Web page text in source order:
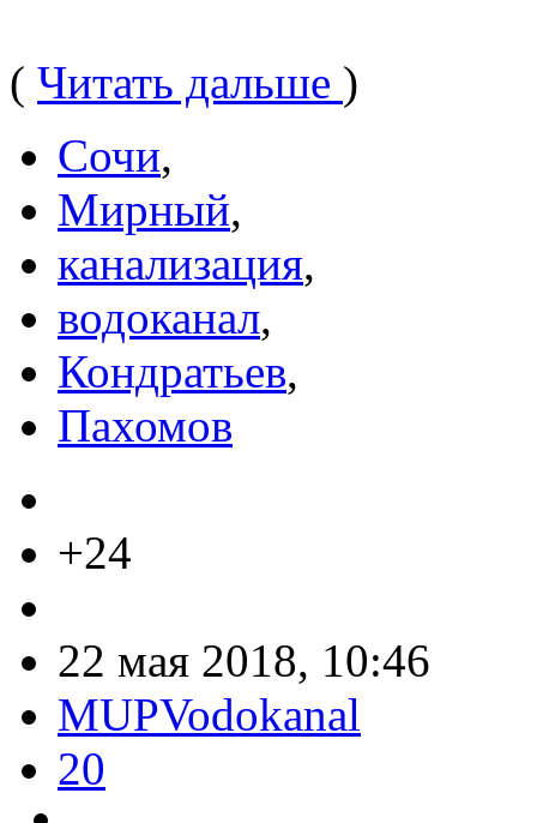
( Читать дальше )
Сочи,
Мирный,
канализация,
водоканал,
Кондратьев,
Пахомов
+24
22 мая 2018, 10:46
MUPVodokanal
20